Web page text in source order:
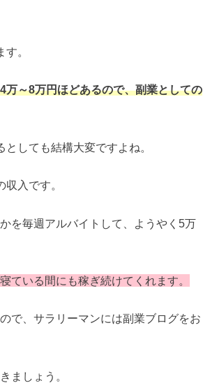
。
～8万円ほどあるので、副業としての
しても結構大変ですよね。
入です。
を毎週アルバイトして、ようやく5万
ている間にも稼ぎ続けてくれます。
で、サラリーマンには副業ブログをお
ましょう。